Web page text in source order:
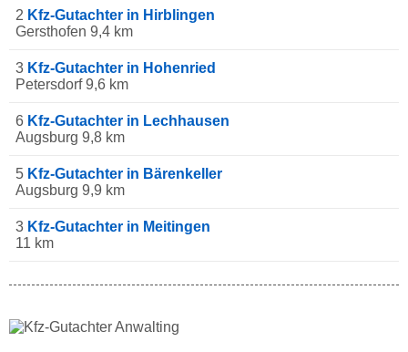
2 Kfz-Gutachter in Hirblingen
Gersthofen 9,4 km
3 Kfz-Gutachter in Hohenried
Petersdorf 9,6 km
6 Kfz-Gutachter in Lechhausen
Augsburg 9,8 km
5 Kfz-Gutachter in Bärenkeller
Augsburg 9,9 km
3 Kfz-Gutachter in Meitingen
11 km